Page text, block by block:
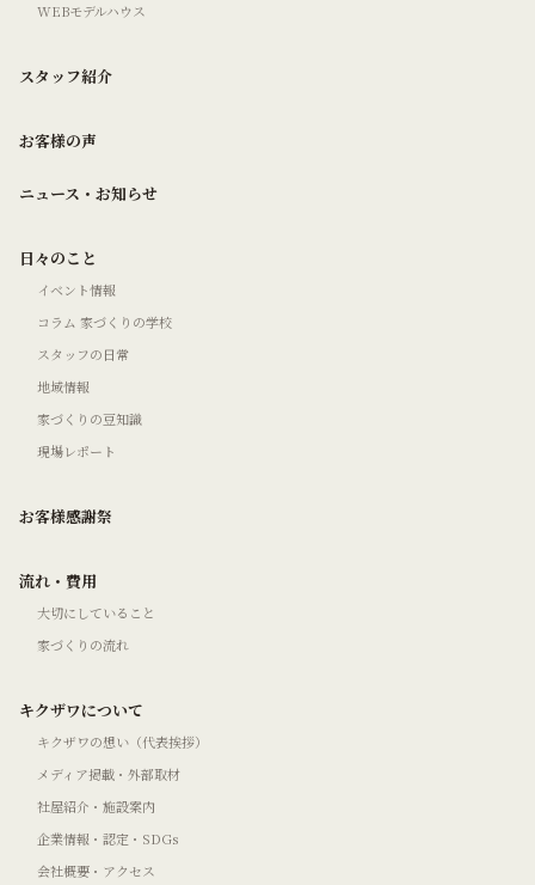
WEBモデルハウス
スタッフ紹介
お客様の声
ニュース・お知らせ
日々のこと
イベント情報
コラム 家づくりの学校
スタッフの日常
地域情報
家づくりの豆知識
現場レポート
お客様感謝祭
流れ・費用
大切にしていること
家づくりの流れ
キクザワについて
キクザワの想い（代表挨拶）
メディア掲載・外部取材
社屋紹介・施設案内
企業情報・認定・SDGs
会社概要・アクセス